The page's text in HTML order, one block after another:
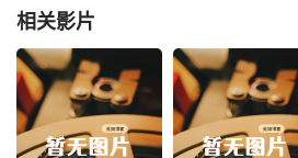
相关影片